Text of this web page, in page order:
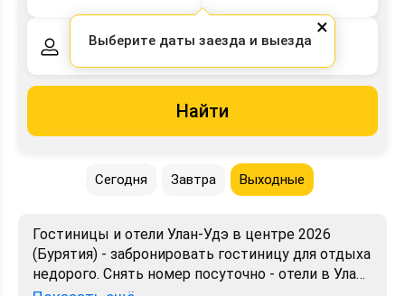
2 взрослых, 0 детей
Найти
Сегодня Завтра Выходные
Гостиницы и отели Улан-Удэ в центре 2026
(Бурятия) - забронировать гостиницу для отдыха
недорого. Снять номер посуточно - отели в Улан-
×
Выберите даты заезда и выезда